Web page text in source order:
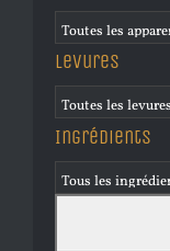
Levures
Ingrédients